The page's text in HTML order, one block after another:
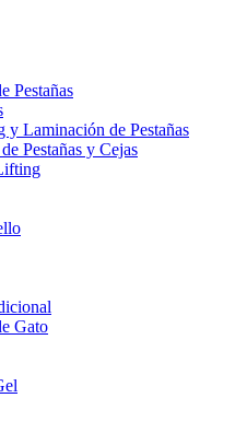
Pestañas
Laminación de Pestañas
Pestañas y Cejas
Gato